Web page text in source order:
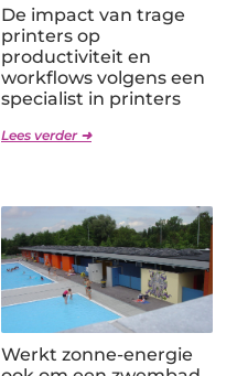
De impact van trage
printers op
productiviteit en
workflows volgens een
specialist in printers
Lees verder ➜
Werkt zonne-energie